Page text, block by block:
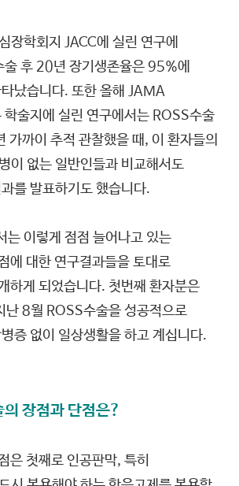
장학회지 JACC에 실린 연구에
후 20년 장기생존율은 95%에
났습니다. 또한 올해 JAMA
술지에 실린 연구에서는 ROSS수술
가까이 추적 관찰했을 때, 이 환자들의
이 없는 일반인들과 비교해서도
를 발표하기도 했습니다.
는 이렇게 점점 늘어나고 있는
에 대한 연구결과들을 토대로
하게 되었습니다. 첫번째 환자분은
난 8월 ROSS수술을 성공적으로
증 없이 일상생활을 하고 계십니다.
장점과 단점은?
은 첫째로 인공판막, 특히